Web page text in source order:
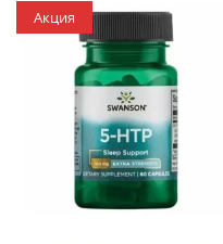
Акция